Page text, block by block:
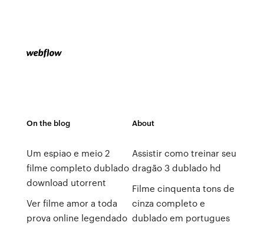
On the blog
Um espiao e meio 2
filme completo dublado
download utorrent
Ver filme amor a toda
prova online legendado
About
Assistir como treinar seu
dragão 3 dublado hd
Filme cinquenta tons de
cinza completo e
dublado em portugues